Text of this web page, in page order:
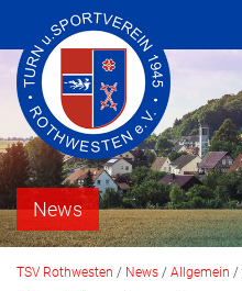
News
TSV Rothwesten / News / Allgemein /